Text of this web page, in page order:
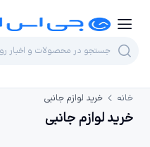
خانه خرید لوازم جانبی
خرید لوازم جانبی